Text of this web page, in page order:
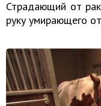
Страдающий от
руку умирающего